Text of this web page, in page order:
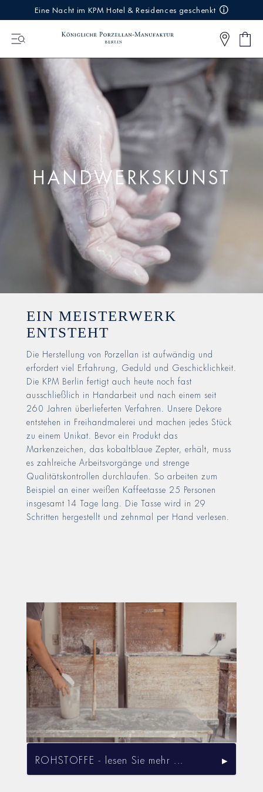
Eine Nacht im KPM Hotel & Residences geschenkt
0
Artikel
HANDWERKSKUNST
EIN MEISTERWERK
ENTSTEHT
Die Herstellung von Porzellan ist aufwändig und
erfordert viel Erfahrung, Geduld und Geschicklichkeit.
Die KPM Berlin fertigt auch heute noch fast
ausschließlich in Handarbeit und nach einem seit
260 Jahren überlieferten Verfahren. Unsere Dekore
entstehen in Freihandmalerei und machen jedes Stück
zu einem Unikat. Bevor ein Produkt das
Markenzeichen, das kobaltblaue Zepter, erhält, muss
es zahlreiche Arbeitsvorgänge und strenge
Qualitätskontrollen durchlaufen. So arbeiten zum
Beispiel an einer weißen Kaffeetasse 25 Personen
insgesamt 14 Tage lang. Die Tasse wird in 29
Schritten hergestellt und zehnmal per Hand verlesen.
ROHSTOFFE - lesen Sie mehr ...